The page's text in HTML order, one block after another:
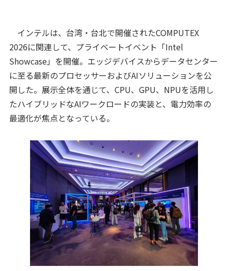
インテルは、台湾・台北で開催されたCOMPUTEX
2026に関連して、プライベートイベント「Intel
Showcase」を開催。エッジデバイスからデータセンター
に至る最新のプロセッサーおよびAIソリューションを公
開した。展示全体を通じて、CPU、GPU、NPUを活用し
たハイブリッドなAIワークロードの実装と、電力効率の
最適化が焦点となっている。